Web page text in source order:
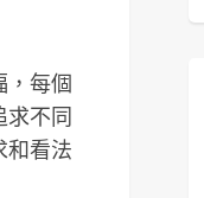
，每個
不同
和看法